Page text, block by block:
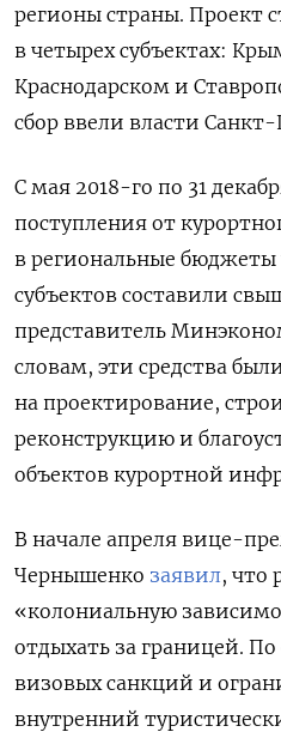
регионы страны. Проект
в четырех субъектах:
Краснодарском и
сбор ввели власти Санкт-
С мая 2018-го по 31
поступления от
в региональные
субъектов составили
представитель
словам, эти средства
на проектирование,
реконструкцию и
объектов курортной
В начале апреля вице-
Чернышенко заявил, что
«колониальную
отдыхать за границей. По
визовых санкций и
внутренний